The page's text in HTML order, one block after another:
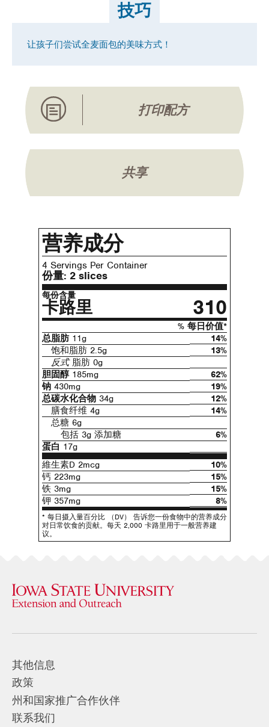
技巧
让孩子们尝试全麦面包的美味方式！
打印配方
共享
营养成分
4 Servings Per Container
份量: 2 slices
每份含量
卡路里 310
% 每日价值*
总脂肪11g
14%
饱和脂肪 2.5g
13%
反式脂肪 0g
胆固醇185mg
62%
钠 430mg
19%
总碳水化合物 34g
12%
膳食纤维 4g
14%
总糖 6g
包括 3g 添加糖
6%
蛋白 17g
維生素D 2mcg
10%
钙 223mg
15%
铁 3mg
15%
钾 357mg
8%
* 每日摄入量百分比 （DV） 告诉您一份食物中的营养成分
对日常饮食的贡献。每天 2,000 卡路里用于一般营养建
议。
其他信息
政策
州和国家推广合作伙伴
联系我们